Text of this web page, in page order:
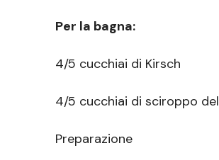
Per la bagna:
4/5 cucchiai di Kirsch
4/5 cucchiai di sciroppo
Preparazione